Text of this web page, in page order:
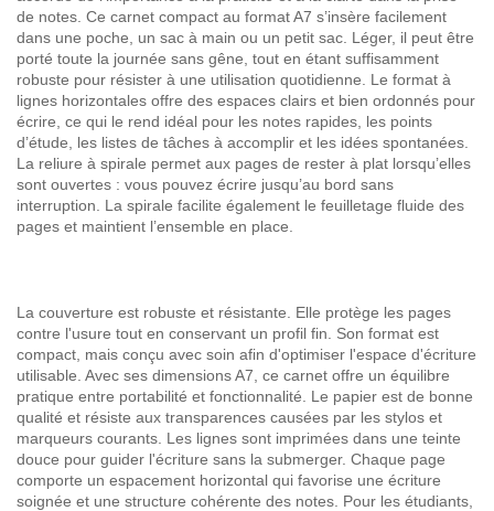
de notes. Ce carnet compact au format A7 s’insère facilement
dans une poche, un sac à main ou un petit sac. Léger, il peut être
porté toute la journée sans gêne, tout en étant suffisamment
robuste pour résister à une utilisation quotidienne. Le format à
lignes horizontales offre des espaces clairs et bien ordonnés pour
écrire, ce qui le rend idéal pour les notes rapides, les points
d’étude, les listes de tâches à accomplir et les idées spontanées.
La reliure à spirale permet aux pages de rester à plat lorsqu’elles
sont ouvertes : vous pouvez écrire jusqu’au bord sans
interruption. La spirale facilite également le feuilletage fluide des
pages et maintient l’ensemble en place.
La couverture est robuste et résistante. Elle protège les pages
contre l'usure tout en conservant un profil fin. Son format est
compact, mais conçu avec soin afin d'optimiser l'espace d'écriture
utilisable. Avec ses dimensions A7, ce carnet offre un équilibre
pratique entre portabilité et fonctionnalité. Le papier est de bonne
qualité et résiste aux transparences causées par les stylos et
marqueurs courants. Les lignes sont imprimées dans une teinte
douce pour guider l'écriture sans la submerger. Chaque page
comporte un espacement horizontal qui favorise une écriture
soignée et une structure cohérente des notes. Pour les étudiants,